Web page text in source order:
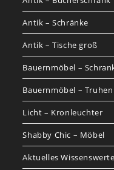
Antik – Schränke
Antik – Tische groß
Bauernmöbel –
Bauernmöbel – Truhen
Licht – Kronleuchter
Shabby Chic – Möbel
Aktuelles